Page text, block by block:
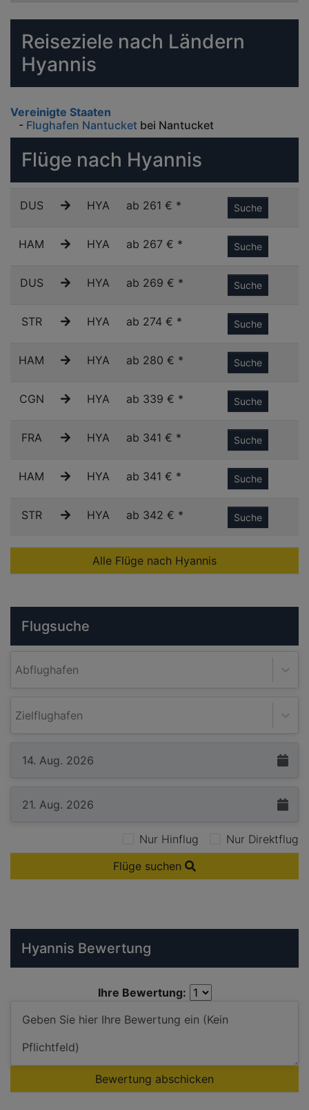
Reiseziele nach Ländern
Hyannis
Vereinigte Staaten
- Flughafen Nantucket bei Nantucket
Flüge nach Hyannis
DUS HYA ab 261 € * Suche
HAM HYA ab 267 € * Suche
DUS HYA ab 269 € * Suche
STR HYA ab 274 € * Suche
HAM HYA ab 280 € * Suche
CGN HYA ab 339 € * Suche
FRA HYA ab 341 € * Suche
HAM HYA ab 341 € * Suche
STR HYA ab 342 € * Suche
Alle Flüge nach Hyannis
Flugsuche
Abflughafen
Zielflughafen
Nur Hinflug
Nur Direktflug
Flüge suchen
Hyannis Bewertung
Ihre Bewertung:
Bewertung abschicken